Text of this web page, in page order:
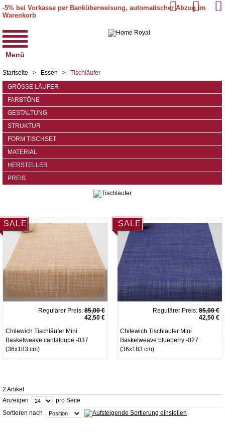
-5% bei Vorkasse per Banküberweisung, automatischer Abzug im
Warenkorb
Menü
Startseite > Essen >
Tischläufer
GRÖSSE LÄUFER
FARBTÖNE
GESTALTUNG
STRUKTUR
FORM TISCHSET
MATERIAL
HERSTELLER
PREIS
SALE
Regulärer Preis: 85,00 €
42,50 €
Chilewich Tischläufer Mini
Basketweave cantaloupe -037
(36x183 cm)
SALE
Regulärer Preis: 85,00 €
42,50 €
Chilewich Tischläufer Mini
Basketweave blueberry -027
(36x183 cm)
2 Artikel
Anzeigen
pro Seite
Sortieren nach